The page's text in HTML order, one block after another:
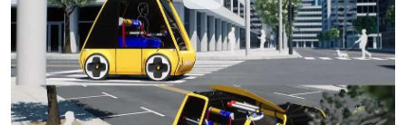
Par: Gustavo Henrique Ruffo
Traduit par:Mael Pilven
26 Mai 2021à18:26
Ajouter Motor1.com en tant que
source préférée sur Google